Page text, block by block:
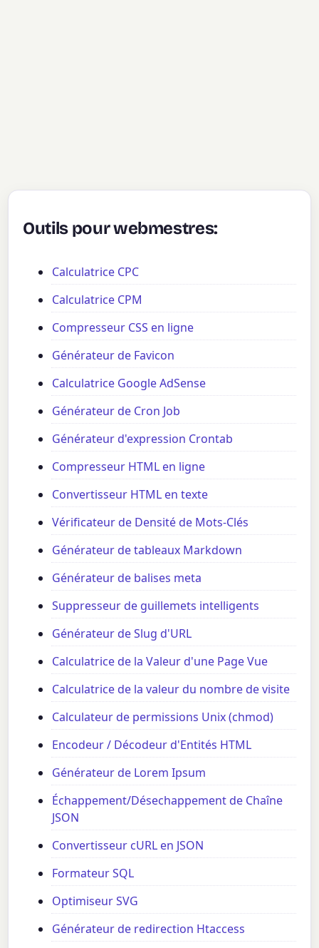
Outils pour webmestres:
Calculatrice CPC
Calculatrice CPM
Compresseur CSS en ligne
Générateur de Favicon
Calculatrice Google AdSense
Générateur de Cron Job
Générateur d'expression Crontab
Compresseur HTML en ligne
Convertisseur HTML en texte
Vérificateur de Densité de Mots-Clés
Générateur de tableaux Markdown
Générateur de balises meta
Suppresseur de guillemets intelligents
Générateur de Slug d'URL
Calculatrice de la Valeur d'une Page Vue
Calculatrice de la valeur du nombre de visite
Calculateur de permissions Unix (chmod)
Encodeur / Décodeur d'Entités HTML
Générateur de Lorem Ipsum
Échappement/Désechappement de Chaîne
JSON
Convertisseur cURL en JSON
Formateur SQL
Optimiseur SVG
Générateur de redirection Htaccess